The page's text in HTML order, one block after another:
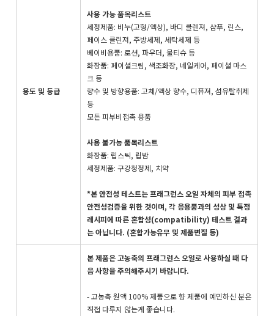
용도 및 등급
사용 가능 품목리스트
세정제품: 비누(고형/액상), 바디 클렌져, 샴푸, 린스,
페이스 클린져, 주방세제, 세탁세제 등
베이비용품: 로션, 파우더, 물티슈 등
화장품: 페이셜크림, 색조화장, 네일케어, 페이셜 마스
크 등
향수 및 방향용품: 고체/액상 향수, 디퓨져, 섬유탈취제
등
모든 피부비접촉 용품
사용 불가능 품목리스트
화장품: 립스틱, 립밤
세정제품: 구강청정제, 치약
*본 안전성 테스트는 프래그런스 오일 자체의 피부 접촉
안전성검증을 위한 것이며, 각 응용품과의 성상 및 특정
레시피에 따른 혼합성(compatibility) 테스트 결과
는 아닙니다. (혼합가능유무 및 제품변질 등)
본 제품은 고농축의 프래그런스 오일로 사용하실 때 다
음 사항을 주의해주시기 바랍니다.
- 고농축 원액 100% 제품으로 향 제품에 예민하신 분은
직접 다루지 않는게 좋습니다.